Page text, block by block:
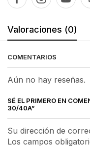
Valoraciones (0)
COMENTARIOS
Aún no hay reseñas.
SÉ EL PRIMERO EN
30/40A”
Su dirección de
Los campos